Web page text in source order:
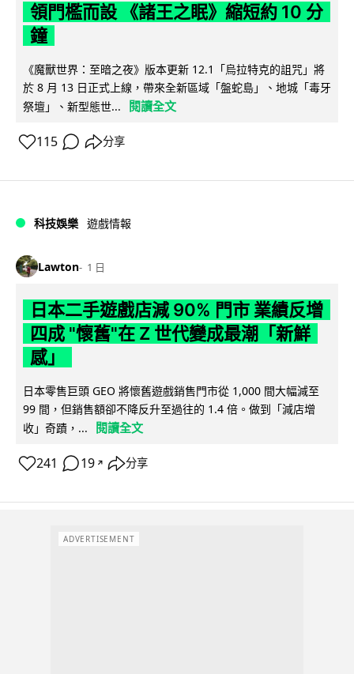
領門檻而設 《諸王之眠》縮短約 10 分
鐘
《魔獸世界：至暗之夜》版本更新 12.1「烏拉特克的詛咒」將
於 8 月 13 日正式上線，帶來全新區域「盤蛇島」、地城「毒牙
祭壇」、新型態世...
閱讀全文
115 分享
科技娛樂 遊戲情報
Lawton 1 日
日本二手遊戲店減 90% 門市 業績反增
四成 "懷舊"在 Z 世代變成最潮「新鮮
感」
日本零售巨頭 GEO 將懷舊遊戲銷售門市從 1,000 間大幅減至
99 間，但銷售額卻不降反升至過往的 1.4 倍。做到「減店增
收」奇蹟，...
閱讀全文
241 19 ↗ 分享
ADVERTISEMENT